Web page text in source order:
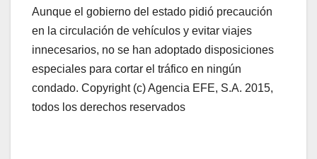
Aunque el gobierno del estado pidió precaución
en la circulación de vehículos y evitar viajes
innecesarios, no se han adoptado disposiciones
especiales para cortar el tráfico en ningún
condado. Copyright (c) Agencia EFE, S.A. 2015,
todos los derechos reservados